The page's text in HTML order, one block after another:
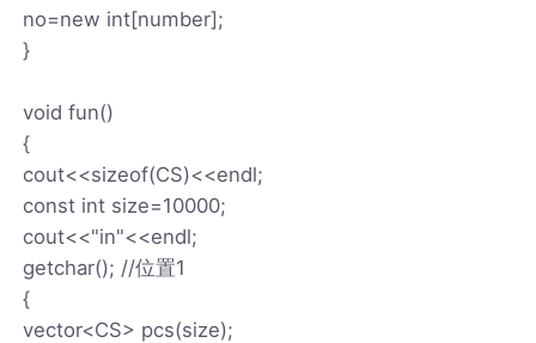
no=new int[number];
}
void fun()
{
cout<<sizeof(CS)<<endl;
const int size=10000;
cout<<"in"<<endl;
getchar(); //位置1
{
vector<CS> pcs(size);